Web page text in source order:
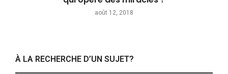
août 12, 2018
À LA RECHERCHE D’UN SUJET?